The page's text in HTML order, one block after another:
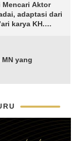
Mencari Aktor
adaptasi dari
karya KH.
yang